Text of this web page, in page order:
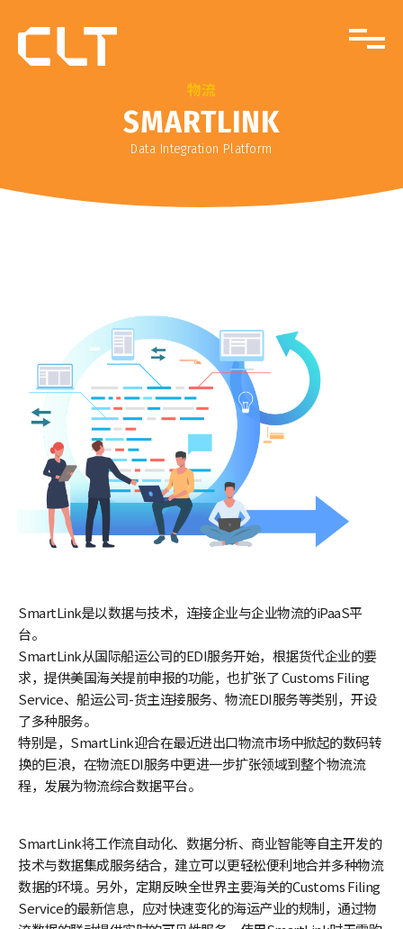
物流
SMARTLINK
Data Integration Platform
SmartLink是以数据与技术，连接企业与企业物流的iPaaS平
台。
SmartLink从国际船运公司的EDI服务开始，根据货代企业的要
求，提供美国海关提前申报的功能，也扩张了 Customs Filing
Service、船运公司-货主连接服务、物流EDI服务等类别，开设
了多种服务。
特别是，SmartLink迎合在最近进出口物流市场中掀起的数码转
换的巨浪，在物流EDI服务中更进一步扩张领域到整个物流流
程，发展为物流综合数据平台。
SmartLink将工作流自动化、数据分析、商业智能等自主开发的
技术与数据集成服务结合，建立可以更轻松便利地合并多种物流
数据的环境。另外，定期反映全世界主要海关的Customs Filing
Service的最新信息，应对快速变化的海运产业的规制，通过物